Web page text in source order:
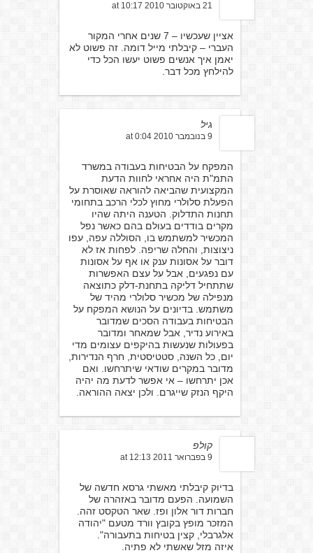
21 באוקטובר 2010 at 10:17
אציין שעכשיו – 7 שנים אחרי המקור
העברי – קיבלתי מייל דומה. זה פשוט לא
יאמן איך אנשים פשוט יעשו הכל כדי
להילחץ מכל דבר.
גיל
9 בנובמבר 2010 at 0:04
המפקח על הבטיחות בעבודה במשרד
התמ"ת היה אחראי לחוות הדעת
המקצועית שהביאה להוראה שאוסרת על
הפעלת סלולרי מחוץ לכלי הרכב בתחומי
תחנות התדלוק. הטענה היתה שהיו
מקרים בודדים בעולם בהם כאשר נפל
המכשיר למשתמש בו, הסוללה עפה, עפו
ניצוצות, והחלה שריפה. לפחות אז לא
דובר על אסונות ענק או אף על אסונות
עם נפגעים, אבל על עצם האפשרות
שתתחיל דליקה בתחנת-דלק כתוצאה
מנפילה של מכשיר סלולרי מהיד של
משתמש. בדיונים על הנושא המפקח על
הבטיחות בעבודה הסכים שמדובר
באירוע נדיר, אבל שמאחר ומדובר
בפעולות שנעשות בהיקפים עצומים מדי
יום, כל השנה, סטטיסטית, חרף הנדירות,
מדובר במקרים שודאי שיתרחשו. ואם
אכן יתרחשו – אי אפשר לדעת מה יהיה
היקף הנזק שייגרם. ולכן יצאה ההוראה.
קולפ
9 בפברואר 2011 at 12:13
בדיוק קיבלתי מאשתי גרסא חדשה של
השמועה. הפעם מדובר באזהרה של
חברות דור אלון ופז. שאר הטקסט זהה.
המזכר מופץ בקובץ וורד מטעם "יהודה
אלגרבלי, קצין בטיחות בתעבורה".
איזה מזל שאשתי לא פתיה.